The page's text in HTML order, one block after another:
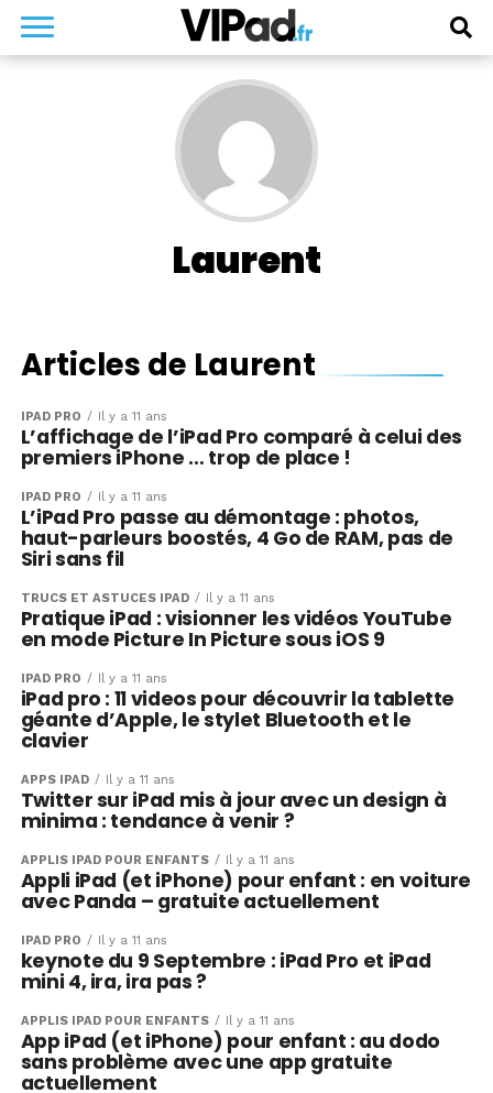
Laurent
Articles de Laurent
IPAD PRO Il y a 11 ans
L’affichage de l’iPad Pro comparé à celui des
premiers iPhone … trop de place !
IPAD PRO Il y a 11 ans
L’iPad Pro passe au démontage : photos,
haut-parleurs boostés, 4 Go de RAM, pas de
Siri sans fil
TRUCS ET ASTUCES IPAD Il y a 11 ans
Pratique iPad : visionner les vidéos YouTube
en mode Picture In Picture sous iOS 9
IPAD PRO Il y a 11 ans
iPad pro : 11 videos pour découvrir la tablette
géante d’Apple, le stylet Bluetooth et le
clavier
APPS IPAD Il y a 11 ans
Twitter sur iPad mis à jour avec un design à
minima : tendance à venir ?
APPLIS IPAD POUR ENFANTS Il y a 11 ans
Appli iPad (et iPhone) pour enfant : en voiture
avec Panda – gratuite actuellement
IPAD PRO Il y a 11 ans
keynote du 9 Septembre : iPad Pro et iPad
mini 4, ira, ira pas ?
APPLIS IPAD POUR ENFANTS Il y a 11 ans
App iPad (et iPhone) pour enfant : au dodo
sans problème avec une app gratuite
actuellement